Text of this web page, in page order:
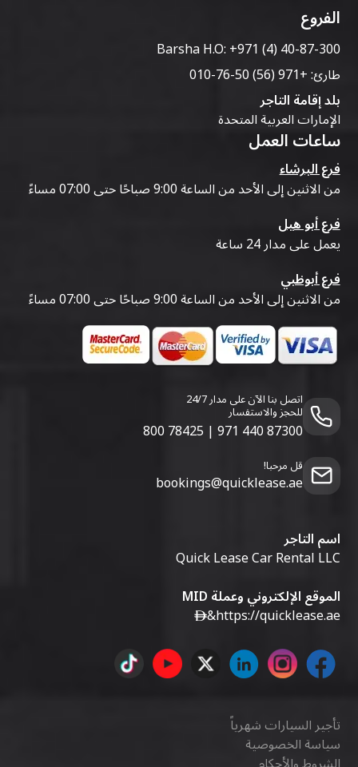
الفروع
Barsha H.O:+971 (4) 40-87-300
طارئ:+971 (56) 50-76-010
بلد إقامة التاجر
الإمارات العربية المتحدة
ساعات العمل
فرع البرشاء
من الاثنين إلى الأحد من الساعة 9:00 صباحًا حتى 07:00 مساءً
فرع أبو هيل
يعمل على مدار 24 ساعة
فرع أبوظبي
من الاثنين إلى الأحد من الساعة 9:00 صباحًا حتى 07:00 مساءً
اتصل بنا الآن على مدار 24/7
للحجز والاستفسار
800 78425 | 971 440 87300
قل مرحبا!
bookings@quicklease.ae
اسم التاجر
Quick Lease Car Rental LLC
الموقع الإلكتروني وعملة MID
https://quicklease.ae
&
تأجير السيارات شهرياً
سياسة الخصوصية